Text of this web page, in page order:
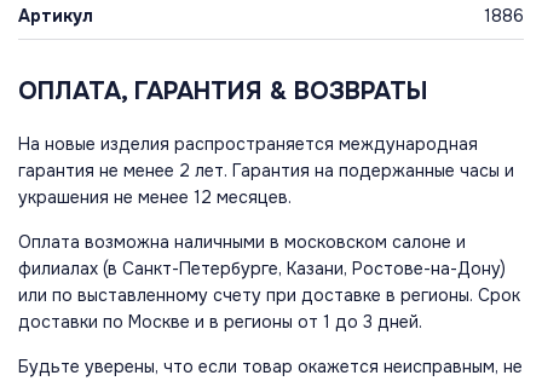
Артикул 1886
ОПЛАТА, ГАРАНТИЯ & ВОЗВРАТЫ
На новые изделия распространяется международная
гарантия не менее 2 лет. Гарантия на подержанные часы и
украшения не менее 12 месяцев.
Оплата возможна наличными в московском салоне и
филиалах (в Санкт-Петербурге, Казани, Ростове-на-Дону)
или по выставленному счету при доставке в регионы. Срок
доставки по Москве и в регионы от 1 до 3 дней.
Будьте уверены, что если товар окажется неисправным, не